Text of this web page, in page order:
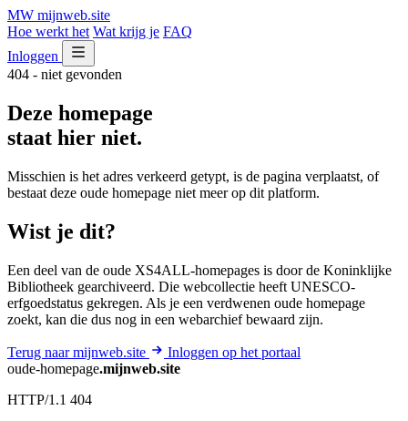
MW mijnweb.site
Hoe werkt het Wat krijg je FAQ
Inloggen
404 - niet gevonden
Deze homepage
staat hier niet.
Misschien is het adres verkeerd getypt, is de pagina verplaatst, of
bestaat deze oude homepage niet meer op dit platform.
Wist je dit?
Een deel van de oude XS4ALL-homepages is door de Koninklijke
Bibliotheek gearchiveerd. Die webcollectie heeft UNESCO-
erfgoedstatus gekregen. Als je een verdwenen oude homepage
zoekt, kan die dus nog in een webarchief bewaard zijn.
Terug naar mijnweb.site
Inloggen op het portaal
oude-homepage.mijnweb.site
HTTP/1.1 404